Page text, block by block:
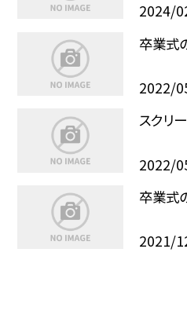
2024/
卒業式
2022/
スクリ
2022/
卒業式
2021/